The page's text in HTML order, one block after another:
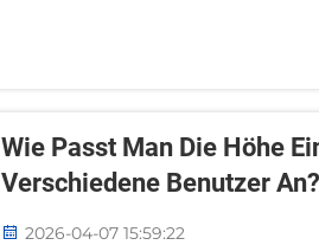
Wie Passt Man Die Höhe
Verschiedene Benutzer An?
2026-04-07 15:59:22